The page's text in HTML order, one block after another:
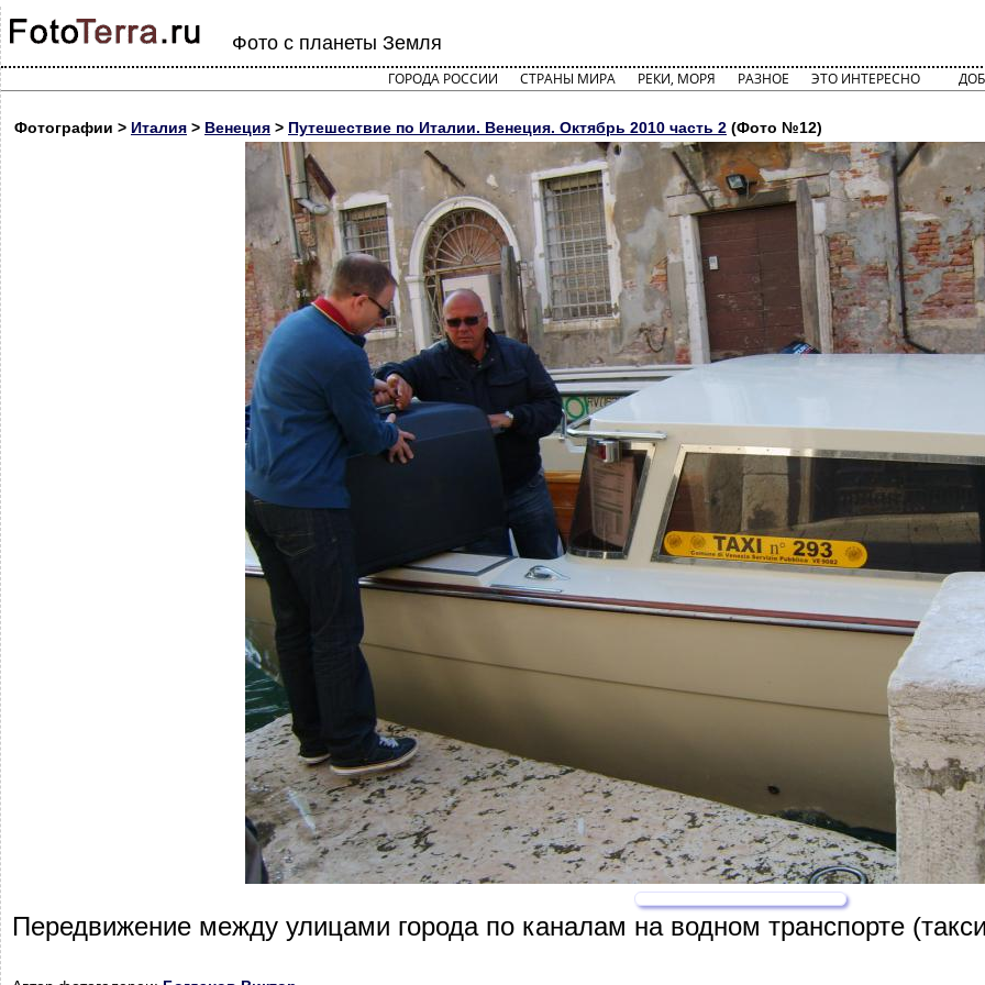
Фото с планеты Земля
ГОРОДА РОССИИ СТРАНЫ МИРА РЕКИ, МОРЯ РАЗНОЕ ЭТО ИНТЕРЕСНО
Фотографии > Италия > Венеция > Путешествие по Италии. Венеция. Октябрь 2010 часть 2 (Фото №12)
Передвижение между улицами города по каналам на водном транспорте